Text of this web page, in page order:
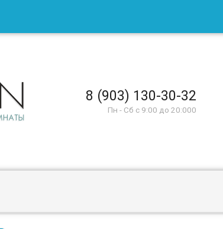
8 (903) 130-30-32
Пн - Сб с 9:00 до 20:000